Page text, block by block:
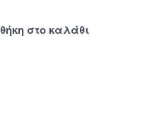
στο καλάθι